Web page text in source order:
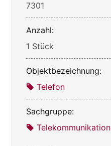
7301
Anzahl:
1 Stück
Objektbezeichnung:
Telefon
Sachgruppe:
Telekommunikation